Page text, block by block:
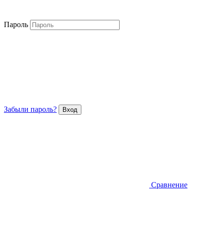
Пароль
Забыли пароль?
Сравнение